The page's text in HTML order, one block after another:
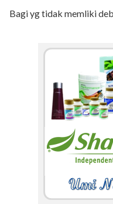
Bagi yg tidak memliki